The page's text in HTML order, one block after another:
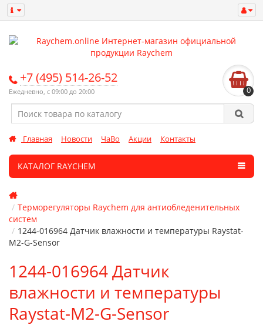
+7 (495) 514-26-52
Ежедневно, с 09:00 до 20:00 0
Главная Новости ЧаВо Акции Контакты
КАТАЛОГ RAYCHEM
Терморегуляторы Raychem для антиобледенительных
систем
1244-016964 Датчик влажности и температуры Raystat-
M2-G-Sensor
1244-016964 Датчик
влажности и температуры
Raystat-M2-G-Sensor